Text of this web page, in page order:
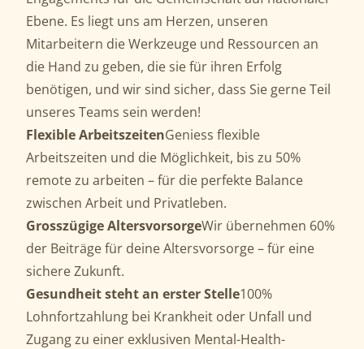
Ebene. Es liegt uns am Herzen, unseren
Mitarbeitern die Werkzeuge und Ressourcen an
die Hand zu geben, die sie für ihren Erfolg
benötigen, und wir sind sicher, dass Sie gerne Teil
unseres Teams sein werden!
Flexible ArbeitszeitenGeniess flexible
Arbeitszeiten und die Möglichkeit, bis zu 50%
remote zu arbeiten – für die perfekte Balance
zwischen Arbeit und Privatleben.
Grosszügige AltersvorsorgeWir übernehmen 60%
der Beiträge für deine Altersvorsorge – für eine
sichere Zukunft.
Gesundheit steht an erster Stelle100%
Lohnfortzahlung bei Krankheit oder Unfall und
Zugang zu einer exklusiven Mental-Health-